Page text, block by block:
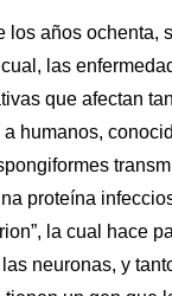
los años ochenta,
las
que afectan
humanos,
proteína
la cual hace
neuronas, y